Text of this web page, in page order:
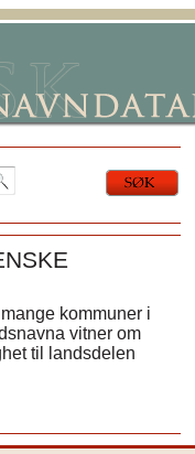
kommuner i
vitner om
til landsdelen